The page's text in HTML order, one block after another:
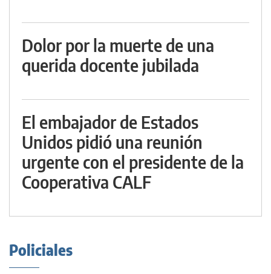
Dolor por la muerte de una
querida docente jubilada
El embajador de Estados
Unidos pidió una reunión
urgente con el presidente de la
Cooperativa CALF
Policiales